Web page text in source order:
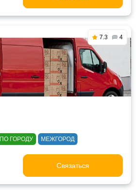
7.3 4
ПО ГОРОДУ МЕЖГОРОД
Связаться